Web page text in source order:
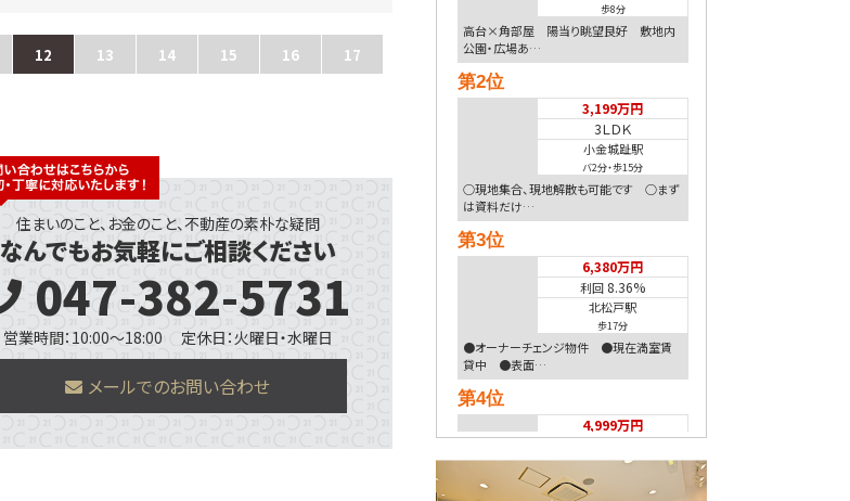
12 13 14 15 16
17
住まいのこと、お金のこと、不動産の素朴な疑問
なんでもお気軽にご相談ください
047-382-5731
営業時間：10:00～18:00 定休日：火曜日・水曜日
メールでのお問い合わせ
歩8分
高台×角部屋 陽当り眺望良好 敷地内
公園・広場あ…
第2位
3,199万円
3ＬＤＫ
小金城趾駅
バ2分・歩15分
○現地集合、現地解散も可能です ○まず
は資料だけ…
第3位
6,380万円
利回 8.36%
北松戸駅
歩17分
●オーナーチェンジ物件 ●現在満室賃
貸中 ●表面…
第4位
4,999万円
南柏駅